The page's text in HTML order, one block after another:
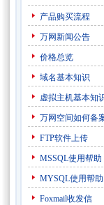
产品购买流程
万网新闻公告
价格总览
域名基本知识
虚拟主机基本知
万网空间如何备
FTP软件上传
MSSQL使用帮助
MYSQL使用帮助
Foxmail收发信